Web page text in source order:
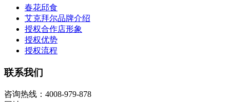
春花邱食
艾克拜尔品牌介绍
授权合作店形象
授权优势
授权流程
联系我们
咨询热线：4008-979-878